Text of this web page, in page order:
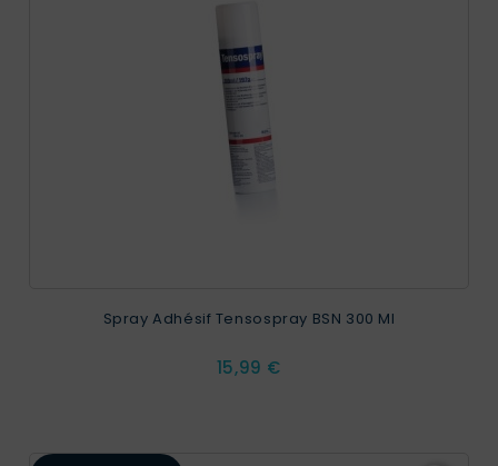
Spray Adhésif Tensospray BSN 300 Ml
Prix
15,99 €